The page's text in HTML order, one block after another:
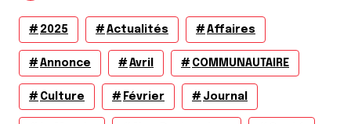
2025 Actualités Affaires
Annonce Avril COMMUNAUTAIRE
Culture Février Journal